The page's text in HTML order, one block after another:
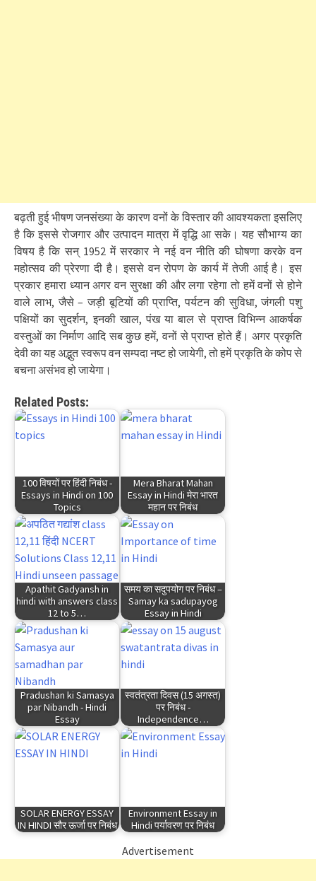
बढ़ती हुई भीषण जनसंख्या के कारण वनों के विस्तार की आवश्यकता इसलिए
है कि इससे रोजगार और उत्पादन मात्रा में वृद्धि आ सके। यह सौभाग्य का
विषय है कि सन् 1952 में सरकार ने नई वन नीति की घोषणा करके वन
महोत्सव की प्रेरणा दी है। इससे वन रोपण के कार्य में तेजी आई है। इस
प्रकार हमारा ध्यान अगर वन सुरक्षा की और लगा रहेगा तो हमें वनों से होने
वाले लाभ, जैसे – जड़ी बूटियों की प्राप्ति, पर्यटन की सुविधा, जंगली पशु
पक्षियों का सुदर्शन, इनकी खाल, पंख या बाल से प्राप्त विभिन्न आकर्षक
वस्तुओं का निर्माण आदि सब कुछ हमें, वनों से प्राप्त होते हैं। अगर प्रकृति
देवी का यह अद्भुत स्वरूप वन सम्पदा नष्ट हो जायेगी, तो हमें प्रकृति के कोप से
बचना असंभव हो जायेगा।
Related Posts:
100 विषयों पर हिंदी निबंध -
Essays in Hindi on 100
Topics
Mera Bharat Mahan
Essay in Hindi मेरा भारत
महान पर निबंध
Apathit Gadyansh in
hindi with answers class
12 to 5…
समय का सदुपयोग पर निबंध –
Samay ka sadupayog
Essay in Hindi
Pradushan ki Samasya
par Nibandh - Hindi
Essay
स्वतंत्रता दिवस (15 अगस्त)
पर निबंध -
Independence…
SOLAR ENERGY ESSAY
IN HINDI सौर ऊर्जा पर निबंध
Environment Essay in
Hindi पर्यावरण पर निबंध
Advertisement